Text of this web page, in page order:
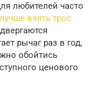
любителей часто
взять трос
рычаг раз в год,
обойтись
ценового